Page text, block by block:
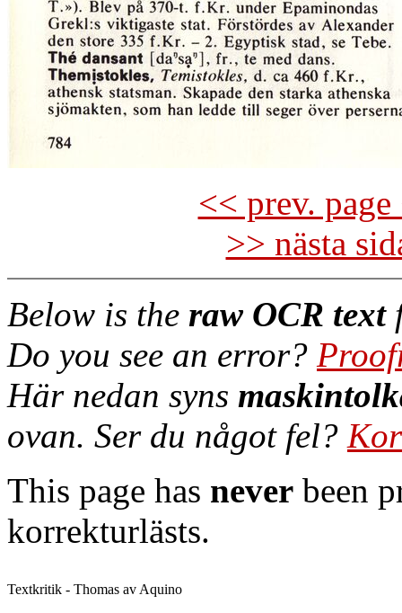
<< prev.
>> nästa
Below is the raw OCR text
Do you see an error?
Här nedan syns
ovan. Ser du något fel?
This page has never been
korrekturlästs.
Textkritik - Thomas av Aquino